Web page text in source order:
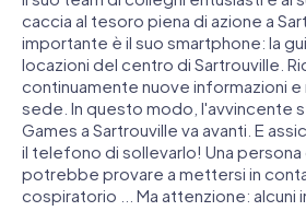
caccia al tesoro piena di azione a
importante è il suo smartphone: la
locazioni del centro di Sartrouville.
continuamente nuove informazioni e
sede. In questo modo, l'avvincente
Games a Sartrouville va avanti. E
il telefono di sollevarlo! Una
potrebbe provare a mettersi in
cospiratorio ... Ma attenzione: alcuni